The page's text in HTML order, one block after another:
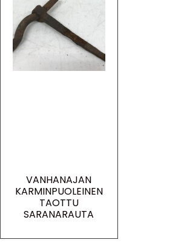
VANHANAJAN
KARMINPUOLEINEN
TAOTTU
SARANARAUTA